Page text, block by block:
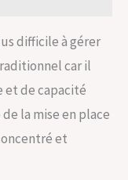
difficile à gérer
car il
et de capacité
la mise en place
et